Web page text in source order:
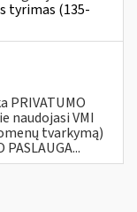
tyrimas (135-
PRIVATUMO
naudojasi VMI
tvarkymą)